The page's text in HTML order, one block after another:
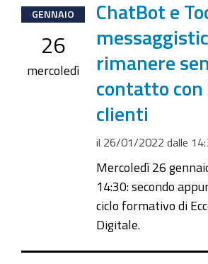
2022-
01-
26T14:30:00+01:00
2022-
26T16:30:00+01:00
GENNAIO
26
mercoledì
ChatBot e
rimanere
contatto con
clienti
il 26/01/2022 dalle
Mercoledì 26
14:30: secondo
ciclo formativo di
Digitale.